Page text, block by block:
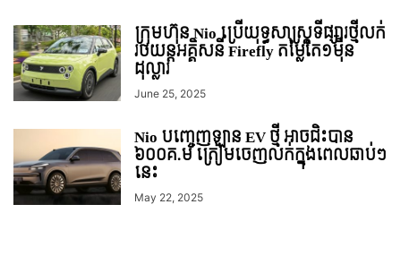
ក្រុមហ៊ុន Nio ប្រើយុទ្ធសាស្រ្ដទីផ្សារថ្មីលក់
រថយន្ដអគ្គិសនី Firefly តម្លៃតែ១មុឺន
ដុល្លារ
June 25, 2025
Nio បញ្ចេញឡាន EV ថ្មី អាចជិះបាន
៦០០គ.ម ត្រៀមចេញលក់ក្នុងពេលឆាប់ៗ
នេះ
May 22, 2025